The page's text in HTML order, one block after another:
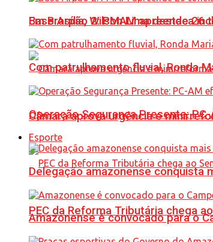
Em Brasília, Wilson Lima destaca
Câmara aprova urgência e
PEC da Reforma Tributária chega
Base Arpão 2: PMAM apreende
Com patrulhamento fluvial, Ronda
Operação Segurança Presente:
Esporte
Delegação amazonense conquista
Amazonense é convocado para o